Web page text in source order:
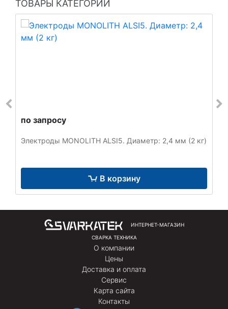
ТОВАРЫ КАТЕГОРИИ
по запросу
Электроды MONOLITH ALSI5. Диаметр: 2,4 мм (2 кг)
В корзину
ИНТЕРНЕТ-МАГАЗИН
СВАРКА ТЕХНИКА
О компании
Цены
Доставка и оплата
Сервис
Карта сайта
Контакты